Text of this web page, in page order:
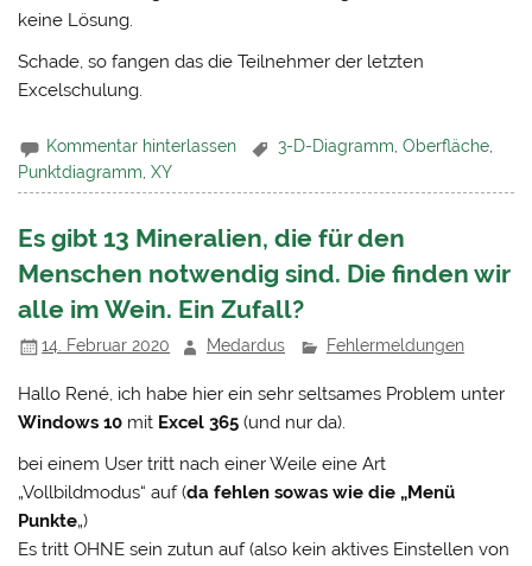
keine Lösung.
Schade, so fangen das die Teilnehmer der letzten
Excelschulung.
Kommentar hinterlassen 3-D-Diagramm ,Oberfläche
Punktdiagramm ,XY
Es gibt 13 Mineralien, die für den
Menschen notwendig sind. Die finden wir
alle im Wein. Ein Zufall?
14. Februar 2020 Medardus Fehlermeldungen
Hallo René, ich habe hier ein sehr seltsames Problem unter
Windows 10 mit Excel 365 (und nur da).
bei einem User tritt nach einer Weile eine Art
„Vollbildmodus“ auf (da fehlen sowas wie die „Menü
Punkte„)
Es tritt OHNE sein zutun auf (also kein aktives Einstellen von